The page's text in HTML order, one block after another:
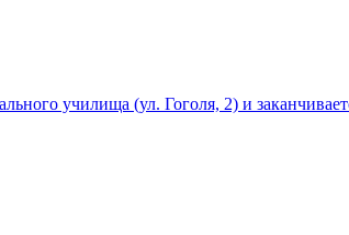
училища (ул. Гоголя, 2) и